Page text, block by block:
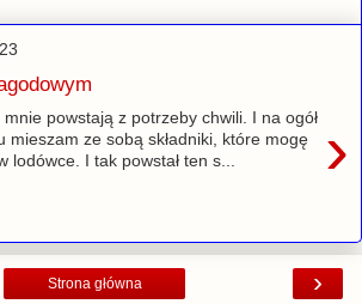
›
powstają z potrzeby chwili. I na ogół
mieszam ze sobą składniki, które mogę
lodówce. I tak powstał ten s...
›
Strona główna